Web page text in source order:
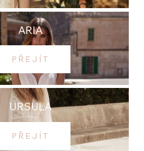
ARIA
PŘEJÍT
URSULA
PŘEJÍT